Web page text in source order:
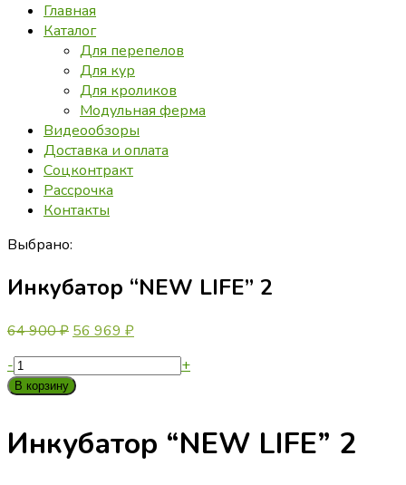
Главная
Каталог
Для перепелов
Для кур
Для кроликов
Модульная ферма
Видеообзоры
Доставка и оплата
Соцконтракт
Рассрочка
Контакты
Выбрано:
Инкубатор “NEW LIFE” 2
64 900₽ Первоначальная
составляла
64
56 969 ₽Текущая
56
Количество
товара
LIFE”
- +
В корзину
Инкубатор “NEW LIFE” 2